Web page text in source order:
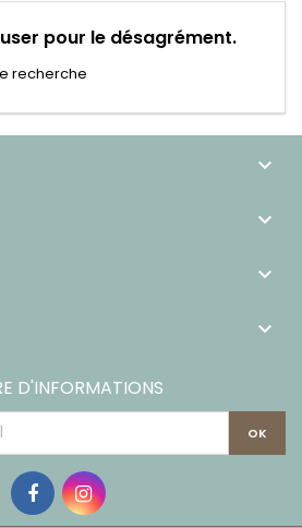
pour le désagrément.
recherche




D'INFORMATIONS